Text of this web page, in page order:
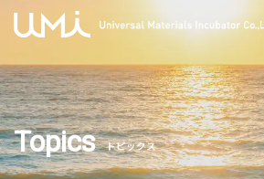
Topics トピックス